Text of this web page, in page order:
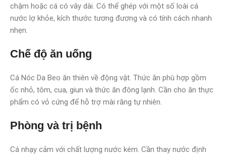
chậm hoặc cá có vây dài. Có thể ghép với một số loài cá
nước lợ khỏe, kích thước tương đương và có tính cách nhanh
nhẹn.
Chế độ ăn uống
Cá Nóc Da Beo ăn thiên về động vật. Thức ăn phù hợp gồm
ốc nhỏ, tôm, cua, giun và thức ăn đông lạnh. Cần cho ăn thực
phẩm có vỏ cứng để hỗ trợ mài răng tự nhiên.
Phòng và trị bệnh
Cá nhạy cảm với chất lượng nước kém. Cần thay nước định